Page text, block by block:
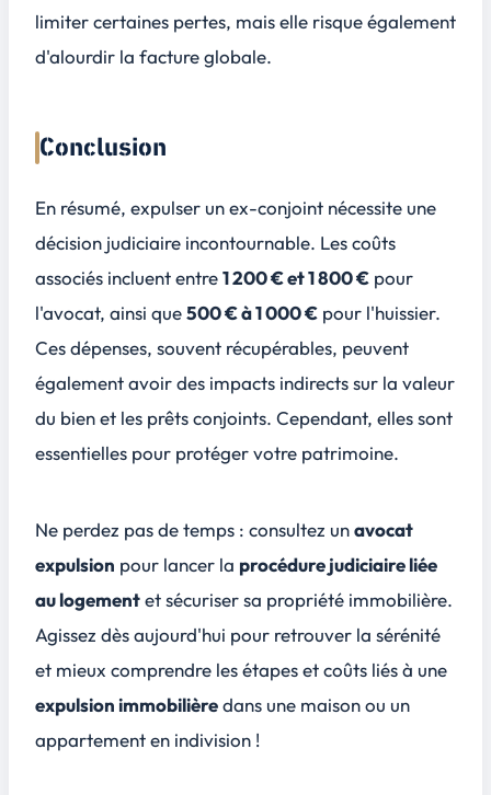
limiter certaines pertes, mais elle risque également
d'alourdir la facture globale.
Conclusion
En résumé, expulser un ex-conjoint nécessite une
décision judiciaire incontournable. Les coûts
associés incluent entre1 200 € et 1 800 € pour
l'avocat, ainsi que500 € à 1 000 € pour l'huissier.
Ces dépenses, souvent récupérables, peuvent
également avoir des impacts indirectssur la valeur
du bien et les prêts conjoints. Cependant, elles sont
essentielles pour protéger votre patrimoine.
Ne perdez pas de temps : consultez unavocat
expulsion pour lancer la procédure judiciaire liée
au logementetsécuriser sa propriété immobilière.
Agissez dès aujourd'hui pour retrouver la sérénité
et mieux comprendre les étapes et coûts liés à une
expulsion immobilièredans une maison ou un
appartement en indivision !